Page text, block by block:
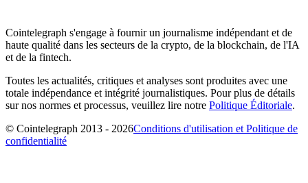
Cointelegraph s'engage à fournir un journalisme indépendant et de
haute qualité dans les secteurs de la crypto, de la blockchain, de l'IA
et de la fintech.
Toutes les actualités, critiques et analyses sont produites avec une
totale indépendance et intégrité journalistiques. Pour plus de détails
sur nos normes et processus, veuillez lire notre Politique Éditoriale.
© Cointelegraph 2013 - 2026Conditions d'utilisation et Politique de
confidentialité